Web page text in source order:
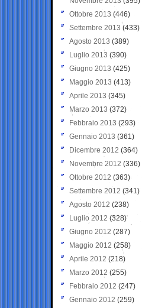
Ottobre 2013 (446)
Settembre 2013 (433)
Agosto 2013 (389)
Luglio 2013 (390)
Giugno 2013 (425)
Maggio 2013 (413)
Aprile 2013 (345)
Marzo 2013 (372)
Febbraio 2013 (293)
Gennaio 2013 (361)
Dicembre 2012 (364)
Novembre 2012 (336)
Ottobre 2012 (363)
Settembre 2012 (341)
Agosto 2012 (238)
Luglio 2012 (328)
Giugno 2012 (287)
Maggio 2012 (258)
Aprile 2012 (218)
Marzo 2012 (255)
Febbraio 2012 (247)
Gennaio 2012 (259)